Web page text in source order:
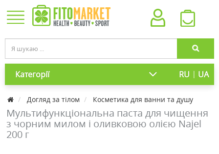
Категорії RU | UA
Догляд за тілом Косметика для ванни та душу
Мультифункціональна паста для чищення
з чорним милом і оливковою олією Najel
200 г